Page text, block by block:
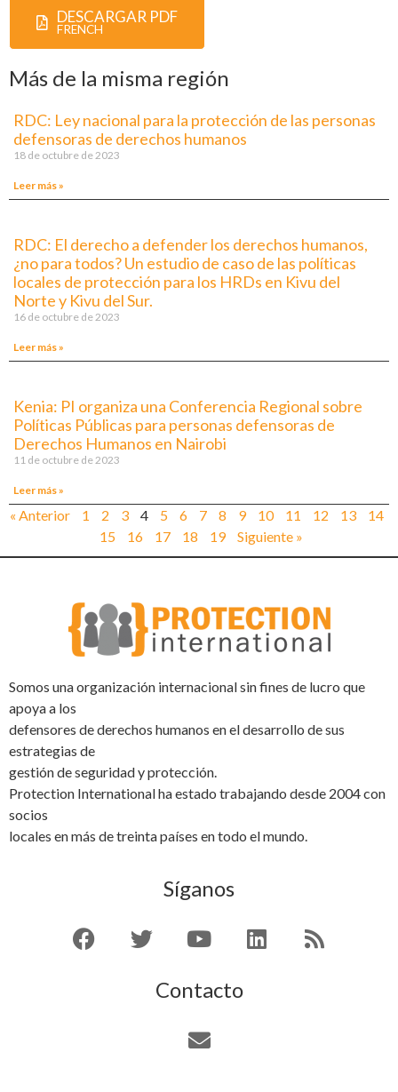
DESCARGAR PDF
FRENCH
Más de la misma región
RDC: Ley nacional para la protección de las personas
defensoras de derechos humanos
18 de octubre de 2023
Leer más »
RDC: El derecho a defender los derechos humanos,
¿no para todos? Un estudio de caso de las políticas
locales de protección para los HRDs en Kivu del
Norte y Kivu del Sur.
16 de octubre de 2023
Leer más »
Kenia: PI organiza una Conferencia Regional sobre
Políticas Públicas para personas defensoras de
Derechos Humanos en Nairobi
11 de octubre de 2023
Leer más »
« Anterior 1 2 3 4 5 6 7 8 9 10 11 12 13
14
15
16 17 18 19 Siguiente »
Somos una organización internacional sin fines de lucro que
apoya a los
defensores de derechos humanos en el desarrollo de sus
estrategias de
gestión de seguridad y protección.
Protection International ha estado trabajando desde 2004 con
socios
locales en más de treinta países en todo el mundo.
Síganos
Contacto